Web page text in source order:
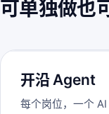
可单独做也
开沿 Agent
每个岗位，一个